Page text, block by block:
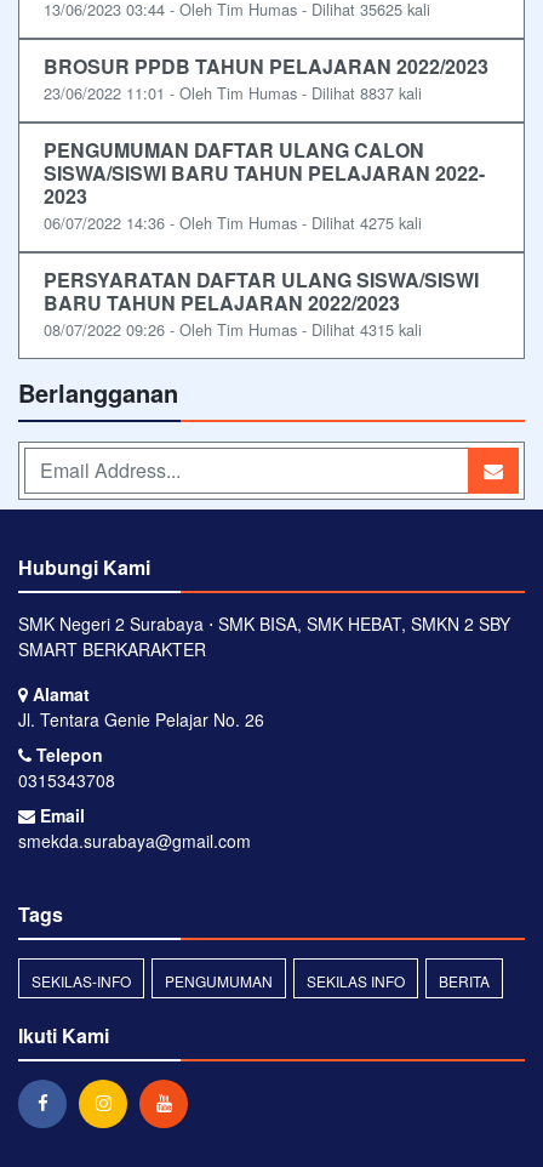
13/06/2023 03:44 - Oleh Tim Humas - Dilihat 35625 kali
BROSUR PPDB TAHUN PELAJARAN 2022/2023
23/06/2022 11:01 - Oleh Tim Humas - Dilihat 8837 kali
PENGUMUMAN DAFTAR ULANG CALON
SISWA/SISWI BARU TAHUN PELAJARAN 2022-
2023
06/07/2022 14:36 - Oleh Tim Humas - Dilihat 4275 kali
PERSYARATAN DAFTAR ULANG SISWA/SISWI
BARU TAHUN PELAJARAN 2022/2023
08/07/2022 09:26 - Oleh Tim Humas - Dilihat 4315 kali
Berlangganan
Hubungi Kami
SMK Negeri 2 Surabaya ⋅ SMK BISA, SMK HEBAT, SMKN 2 SBY
SMART BERKARAKTER
Alamat
Jl. Tentara Genie Pelajar No. 26
Telepon
0315343708
Email
smekda.surabaya@gmail.com
Tags
SEKILAS-INFO PENGUMUMAN SEKILAS INFO BERITA
Ikuti Kami